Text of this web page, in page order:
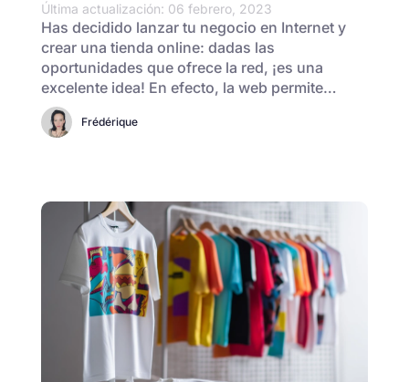
Última actualización: 06 febrero, 2023
Has decidido lanzar tu negocio en Internet y
crear una tienda online: dadas las
oportunidades que ofrece la red, ¡es una
excelente idea! En efecto, la web permite…
Frédérique